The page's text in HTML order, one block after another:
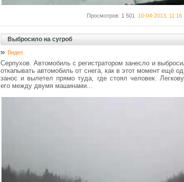
Просмотров: 1 501 10-04-2013, 11:16
Выбросило на сугроб
Видео
Серпухов. Автомобиль с регистратором занесло и
откапывать автомобиль от снега, как в этот момент ещё
занос и вылетел прямо туда, где стоял человек.
его между двумя машинами...